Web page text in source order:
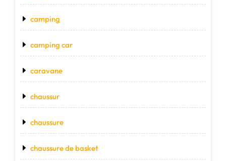
camping
camping car
caravane
chaussur
chaussure
chaussure de basket